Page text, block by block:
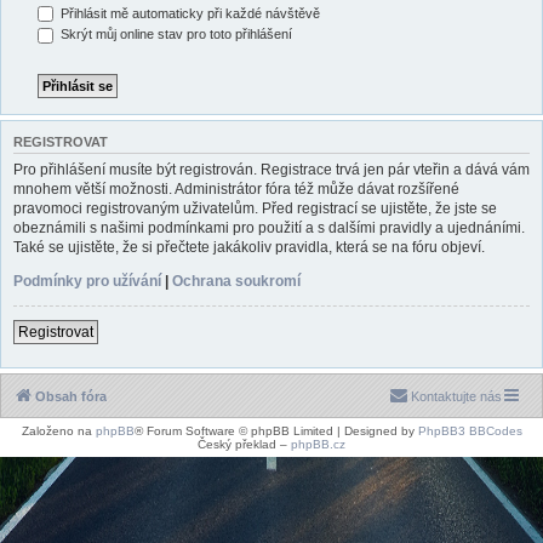
Přihlásit mě automaticky při každé návštěvě
Skrýt můj online stav pro toto přihlášení
REGISTROVAT
Pro přihlášení musíte být registrován. Registrace trvá jen pár vteřin a dává vám
mnohem větší možnosti. Administrátor fóra též může dávat rozšířené
pravomoci registrovaným uživatelům. Před registrací se ujistěte, že jste se
obeznámili s našimi podmínkami pro použití a s dalšími pravidly a ujednáními.
Také se ujistěte, že si přečtete jakákoliv pravidla, která se na fóru objeví.
Podmínky pro užívání
Ochrana soukromí
Registrovat
Obsah fóra Kontaktujte nás
Založeno na phpBB® Forum Software © phpBB Limited | Designed by PhpBB3 BBCodes
Český překlad – phpBB.cz